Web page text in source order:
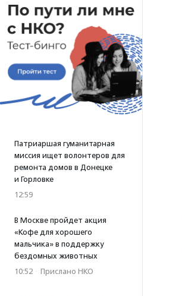
Патриаршая гуманитарная
миссия ищет волонтеров для
ремонта домов в Донецке
и Горловке
12:59
В Москве пройдет акция
«Кофе для хорошего
мальчика» в поддержку
бездомных животных
10:52 · Прислано НКО